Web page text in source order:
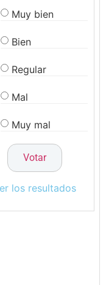
Muy bien
Bien
Regular
Mal
Muy mal
los resultados